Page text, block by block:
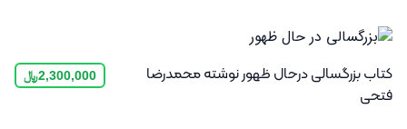
کتاب بزرگسالی درحال ظهور نوشته محمدرضا
فتحی
2,300,000﷼